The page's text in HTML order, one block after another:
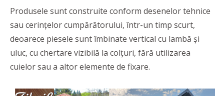
Produsele sunt construite conform desenelor tehnice
sau cerințelor cumpărătorului, într-un timp scurt,
deoarece piesele sunt îmbinate vertical cu lambă și
uluc, cu chertare vizibilă la colțuri, fără utilizarea
cuielor sau a altor elemente de fixare.